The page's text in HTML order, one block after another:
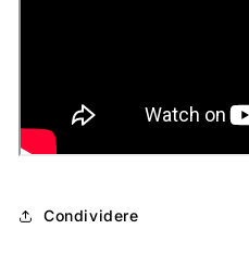
Condividere